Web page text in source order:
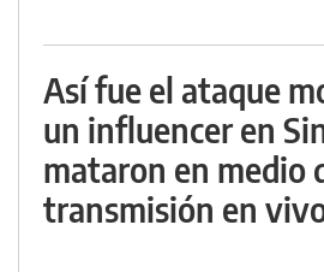
Así fue el ataque
un influencer en
mataron en medio
transmisión en